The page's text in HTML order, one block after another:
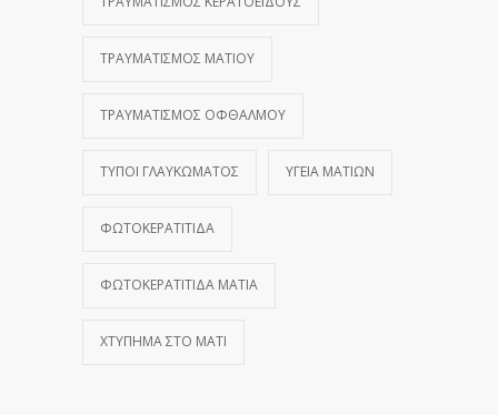
ΤΡΑΥΜΑΤΙΣΜΌΣ ΜΑΤΙΟΎ
ΤΡΑΥΜΑΤΙΣΜΌΣ ΟΦΘΑΛΜΟΎ
ΤΎΠΟΙ ΓΛΑΥΚΏΜΑΤΟΣ ΥΓΕΊΑ ΜΑΤΙΏΝ
ΦΩΤΟΚΕΡΑΤΊΤΙΔΑ
ΦΩΤΟΚΕΡΑΤΊΤΙΔΑ ΜΆΤΙΑ
ΧΤΎΠΗΜΑ ΣΤΟ ΜΆΤΙ